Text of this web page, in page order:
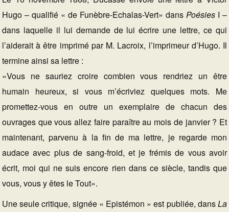
Hugo – qualifié « de Funèbre-Echalas-Vert» dans Poésies I –
dans laquelle il lui demande de lui écrire une lettre, ce qui
l’aiderait à être imprimé par M. Lacroix, l’imprimeur d’Hugo. Il
termine ainsi sa lettre :
«Vous ne sauriez croire combien vous rendriez un être
humain heureux, si vous m’écriviez quelques mots. Me
promettez-vous en outre un exemplaire de chacun des
ouvrages que vous allez faire paraître au mois de janvier ? Et
maintenant, parvenu à la fin de ma lettre, je regarde mon
audace avec plus de sang-froid, et je frémis de vous avoir
écrit, moi qui ne suis encore rien dans ce siècle, tandis que
vous, vous y êtes le Tout».
Une seule critique, signée « Epistémon » est publiée, dansLa